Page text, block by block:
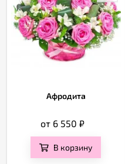
Афродита
от 6 550 ₽
В корзину